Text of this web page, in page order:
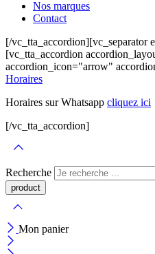
Nos marques
Contact
[/vc_tta_accordion][vc_separator
[vc_tta_accordion
accordion_icon="arrow"
Horaires
Horaires sur Whatsapp cliquez ici
[/vc_tta_accordion]
Recherche
Mon panier